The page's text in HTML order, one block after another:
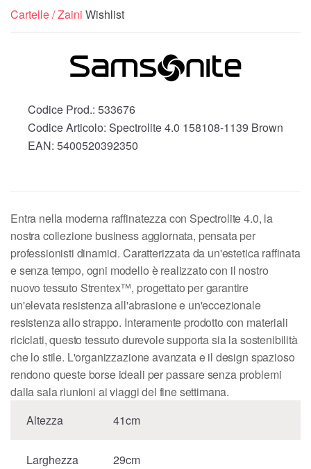
Cartelle / Zaini Wishlist
Codice Prod.: 533676
Codice Articolo: Spectrolite 4.0 158108-1139 Brown
EAN: 5400520392350
Entra nella moderna raffinatezza con Spectrolite 4.0, la
nostra collezione business aggiornata, pensata per
professionisti dinamici. Caratterizzata da un'estetica raffinata
e senza tempo, ogni modello è realizzato con il nostro
nuovo tessuto Strentex™, progettato per garantire
un'elevata resistenza all'abrasione e un'eccezionale
resistenza allo strappo. Interamente prodotto con materiali
riciclati, questo tessuto durevole supporta sia la sostenibilità
che lo stile. L'organizzazione avanzata e il design spazioso
rendono queste borse ideali per passare senza problemi
dalla sala riunioni ai viaggi del fine settimana.
Altezza
41cm
Larghezza 29cm